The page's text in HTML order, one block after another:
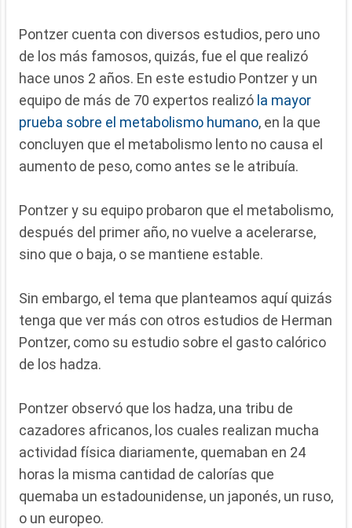
Pontzer cuenta con diversos estudios, pero uno
de los más famosos, quizás, fue el que realizó
hace unos 2 años. En este estudio Pontzer y un
equipo de más de 70 expertos realizó la mayor
prueba sobre el metabolismo humano, en la que
concluyen que el metabolismo lento no causa el
aumento de peso, como antes se le atribuía.
Pontzer y su equipo probaron que el metabolismo,
después del primer año, no vuelve a acelerarse,
sino que o baja, o se mantiene estable.
Sin embargo, el tema que planteamos aquí quizás
tenga que ver más con otros estudios de Herman
Pontzer, como su estudio sobre el gasto calórico
de los hadza.
Pontzer observó que los hadza, una tribu de
cazadores africanos, los cuales realizan mucha
actividad física diariamente, quemaban en 24
horas la misma cantidad de calorías que
quemaba un estadounidense, un japonés, un ruso,
o un europeo.